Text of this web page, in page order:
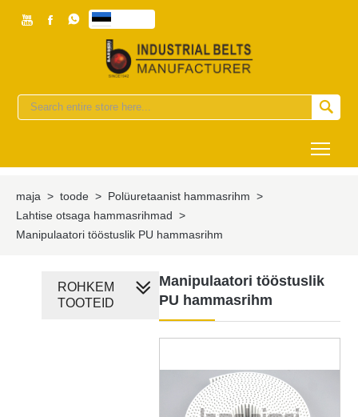
  

maja > toode > Polüuretaanist hammasrihm >
Lahtise otsaga hammasrihmad >
Manipulaatori tööstuslik PU hammasrihm
Manipulaatori tööstuslik
PU hammasrihm
ROHKEM
TOOTEID